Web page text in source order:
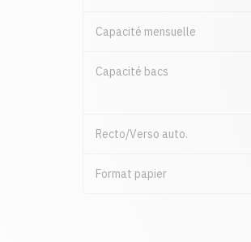
Capacité mensuelle
Capacité bacs
Recto/Verso auto.
Format papier